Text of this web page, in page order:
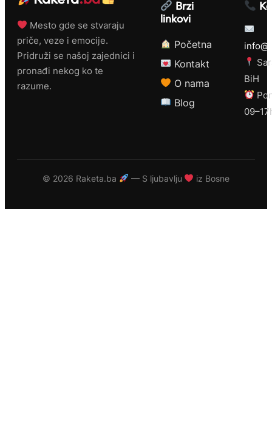
Mesto gde se stvaraju
priče, veze i emocije.
Pridruži se našoj zajednici i
pronađi nekog ko te
razume.
Brzi
linkovi
Početna
Kontakt
O nama
Blog
BiH
© 2026 Raketa.ba — S ljubavlju iz Bosne